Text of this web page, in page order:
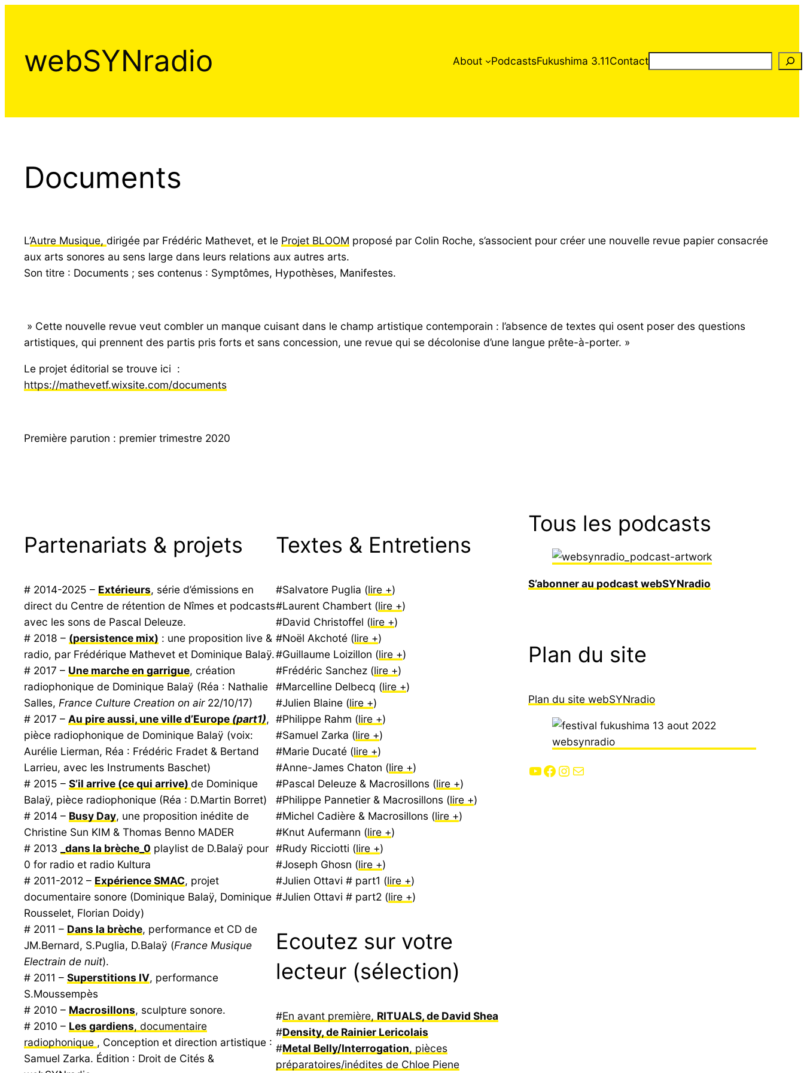
webSYNradio About PodcastsFukushima 3.11ContactRechercher
Documents
L’Autre Musique, dirigée par Frédéric Mathevet, et le Projet BLOOM proposé par Colin Roche, s’associent pour créer une nouvelle revue papier consacrée
aux arts sonores au sens large dans leurs relations aux autres arts.
Son titre : Documents ; ses contenus : Symptômes, Hypothèses, Manifestes.
» Cette nouvelle revue veut combler un manque cuisant dans le champ artistique contemporain : l’absence de textes qui osent poser des questions
artistiques, qui prennent des partis pris forts et sans concession, une revue qui se décolonise d’une langue prête-à-porter. »
Le projet éditorial se trouve ici :
https://mathevetf.wixsite.com/documents
Première parution : premier trimestre 2020
Partenariats & projets
# 2014-2025 – Extérieurs, série d’émissions en
direct du Centre de rétention de Nîmes et podcasts
avec les sons de Pascal Deleuze.
# 2018 – (persistence mix) : une proposition live &
radio, par Frédérique Mathevet et Dominique Balaÿ.
# 2017 – Une marche en garrigue, création
radiophonique de Dominique Balaÿ (Réa : Nathalie
Salles, France Culture Creation on air22/10/17)
# 2017 – Au pire aussi, une ville d’Europe (part1),
pièce radiophonique de Dominique Balaÿ (voix:
Aurélie Lierman, Réa : Frédéric Fradet & Bertand
Larrieu, avec les Instruments Baschet)
# 2015 – S’il arrive (ce qui arrive) de Dominique
Balaÿ, pièce radiophonique (Réa : D.Martin Borret)
# 2014 – Busy Day, une proposition inédite de
Christine Sun KIM & Thomas Benno MADER
# 2013
_dans la brèche_0 playlist de D.Balaÿ pour
0 for radio et radio Kultura
# 2011-2012 – Expérience SMAC, projet
documentaire sonore (Dominique Balaÿ, Dominique
Rousselet, Florian Doidy)
# 2011 – Dans la brèche, performance et CD de
JM.Bernard, S.Puglia, D.Balaÿ (France Musique
Electrain de nuit).
# 2011 – Superstitions IV, performance
S.Moussempès
# 2010 – Macrosillons, sculpture sonore.
# 2010 – Les gardiens, documentaire
radiophonique , Conception et direction artistique :
Samuel Zarka. Édition : Droit de Cités &
Textes & Entretiens
#Salvatore Puglia (lire +)
#Laurent Chambert (lire +)
#David Christoffel (lire +)
#Noël Akchoté (lire +)
#Guillaume Loizillon (lire +)
#Frédéric Sanchez (lire +)
#Marcelline Delbecq (lire +)
#Julien Blaine (lire +)
#Philippe Rahm (lire +)
#Samuel Zarka (lire +)
#Marie Ducaté (lire +)
#Anne-James Chaton (lire +)
#Pascal Deleuze & Macrosillons (lire +)
#Philippe Pannetier & Macrosillons (lire +)
#Michel Cadière & Macrosillons (lire +)
#Knut Aufermann (lire +)
#Rudy Ricciotti (lire +)
#Joseph Ghosn (lire +)
#Julien Ottavi # part1 (lire +)
#Julien Ottavi # part2 (lire +)
Ecoutez sur votre
lecteur (sélection)
#En avant première, RITUALS, de David Shea
#Density, de Rainier Lericolais
#Metal Belly/Interrogation, pièces
préparatoires/inédites de Chloe Piene
Tous les podcasts
S’abonner au podcast webSYNradio
Plan du site
Plan du site webSYNradio
YouTube Facebook Instagram E-mail